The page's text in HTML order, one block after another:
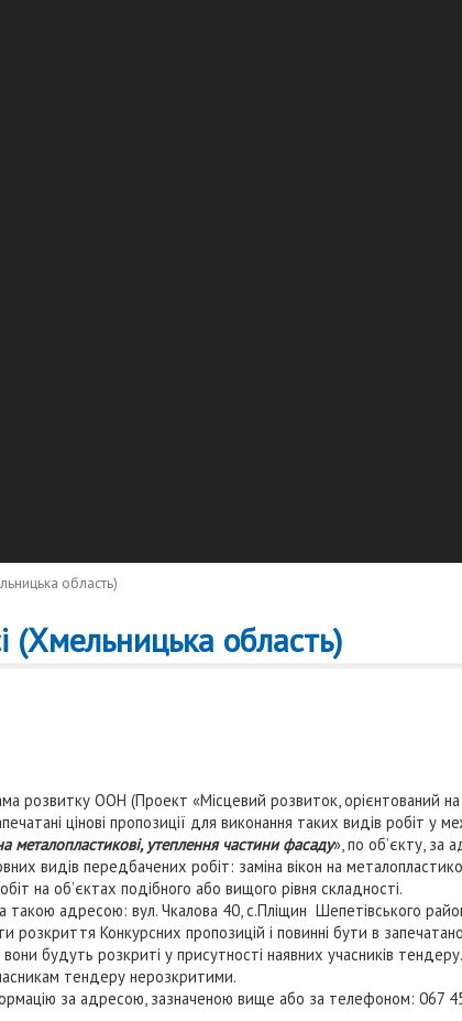
область)
(Хмельницька область)
розвитку ООН (Проект «Місцевий розвиток, орієнтований
цінові пропозиції для виконання таких видів робіт у
металопластикові, утеплення частини фасаду», по об’єкту, за
видів передбачених робіт: заміна вікон на
на об’єктах подібного або вищого рівня складності.
адресою: вул. Чкалова 40, с.Пліщин Шепетівського
Конкурсних пропозицій і повинні бути в
вони будуть розкриті у присутності наявних учасників тендеру.
тендеру нерозкритими.
за адресою, зазначеною вище або за телефоном: 067